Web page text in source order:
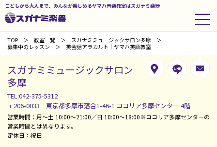
こどもから大人まで、みんなが楽しめるヤマハ音楽教室はスガナミ楽器
TOP 教室一覧
スガナミミュージックサロン多摩
募集中のレッスン
英会話アラカルト｜ヤマハ英語教室
スガナミミュージックサロン
多摩
TEL:042-375-5312
〒206-0033 東京都多摩市落合1-46-1 ココリア多摩センター 4階
営業時間：月～土 10:00～21:00／日 10:00～18:00※ココリア多摩センターの
営業時間とは異なります。
定休日：祝日